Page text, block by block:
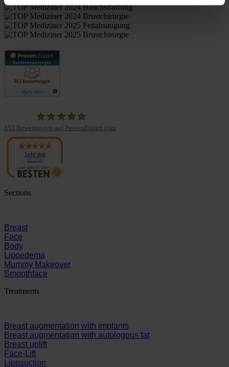
Panaesthetics
353 Bewertungen auf ProvenExpert.com
Sehr gut
08/2026
Sections
Breast
Face
Body
Lipoedema
Mummy Makeover
Smoothface
Treatments
Breast augmentation with implants
Breast augmentation with autologous fat
Breast uplift
Face-Lift
Liposuction